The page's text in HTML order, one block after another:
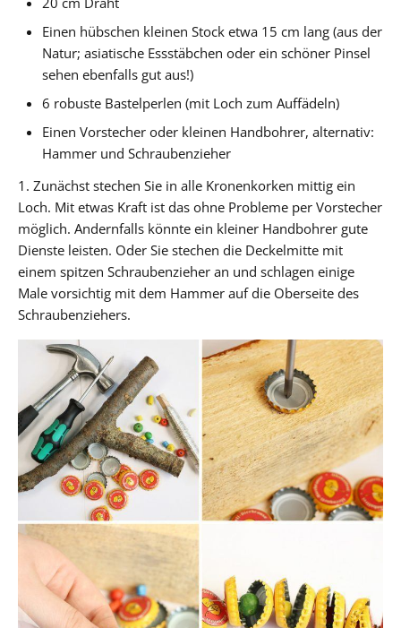
Einen hübschen kleinen Stock etwa 15 cm lang (aus der
Natur; asiatische Essstäbchen oder ein schöner Pinsel
sehen ebenfalls gut aus!)
6 robuste Bastelperlen (mit Loch zum Auffädeln)
Einen Vorstecher oder kleinen Handbohrer, alternativ:
Hammer und Schraubenzieher
1. Zunächst stechen Sie in alle Kronenkorken mittig ein
Loch. Mit etwas Kraft ist das ohne Probleme per Vorstecher
möglich. Andernfalls könnte ein kleiner Handbohrer gute
Dienste leisten. Oder Sie stechen die Deckelmitte mit
einem spitzen Schraubenzieher an und schlagen einige
Male vorsichtig mit dem Hammer auf die Oberseite des
Schraubenziehers.